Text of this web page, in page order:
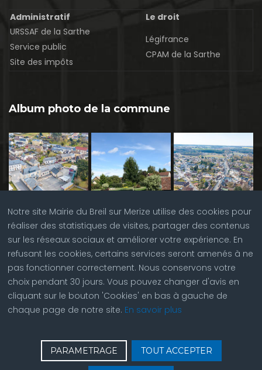
Notre site Mairie du Breil sur Merize utilise des cookies pour
réaliser des statistiques de visites, partager des contenus
sur les réseaux sociaux et améliorer votre expérience. En
refusant les cookies, certains services seront amenés à ne
pas fonctionner correctement. Nous conservons votre
choix pendant 30 jours. Vous pouvez changer d'avis en
cliquant sur le bouton 'Cookies' en bas à gauche de
chaque page de notre site. En savoir plus
PARAMETRAGE TOUT ACCEPTER
Administratif
Le droit
URSSAF de la Sarthe
Service public
Site des impôts
Légifrance
CPAM de la Sarthe
Album photo de la commune
Contactez nous | © Copyright 2023 |Plan du site|
Réalisation du site parABC Site Web| Seconnecter| Accès